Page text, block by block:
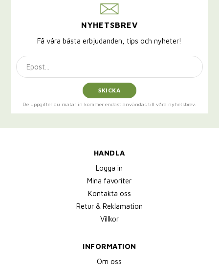
NYHETSBREV
Få våra bästa erbjudanden, tips och nyheter!
SKICKA
De uppgifter du matar in kommer endast användas till våra nyhetsbrev.
HANDLA
Logga in
Mina favoriter
Kontakta oss
Retur & Reklamation
Villkor
INFORMATION
Om oss